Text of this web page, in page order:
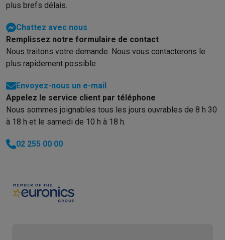
plus brefs délais.
Chattez avec nous
Remplissez notre formulaire de contact
Nous traitons votre demande. Nous vous contacterons le
plus rapidement possible.
Envoyez-nous un e-mail
Appelez le service client par téléphone
Nous sommes joignables tous les jours ouvrables de 8 h 30
à 18 h et le samedi de 10 h à 18 h.
02 255 00 00